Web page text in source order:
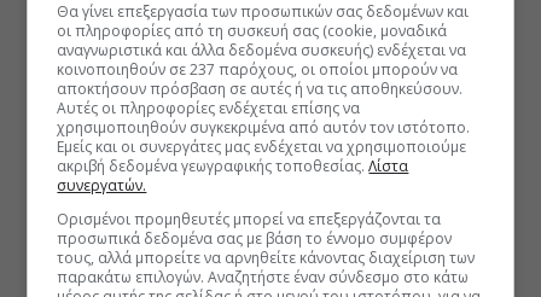
Θα γίνει επεξεργασία των προσωπικών σας δεδομένων και
οι πληροφορίες από τη συσκευή σας (cookie, μοναδικά
αναγνωριστικά και άλλα δεδομένα συσκευής) ενδέχεται να
κοινοποιηθούν σε 237 παρόχους, οι οποίοι μπορούν να
αποκτήσουν πρόσβαση σε αυτές ή να τις αποθηκεύσουν.
Αυτές οι πληροφορίες ενδέχεται επίσης να
χρησιμοποιηθούν συγκεκριμένα από αυτόν τον ιστότοπο.
Εμείς και οι συνεργάτες μας ενδέχεται να χρησιμοποιούμε
ακριβή δεδομένα γεωγραφικής τοποθεσίας.Λίστα
συνεργατών.
Ορισμένοι προμηθευτές μπορεί να επεξεργάζονται τα
προσωπικά δεδομένα σας με βάση το έννομο συμφέρον
τους, αλλά μπορείτε να αρνηθείτε κάνοντας διαχείριση των
παρακάτω επιλογών. Αναζητήστε έναν σύνδεσμο στο κάτω